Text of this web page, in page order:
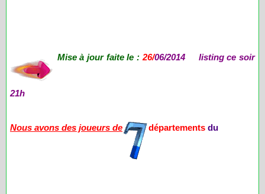
Mise à jour faite le : 26/06/2014 listing ce soir
21h
Nous avons des joueurs de départements du